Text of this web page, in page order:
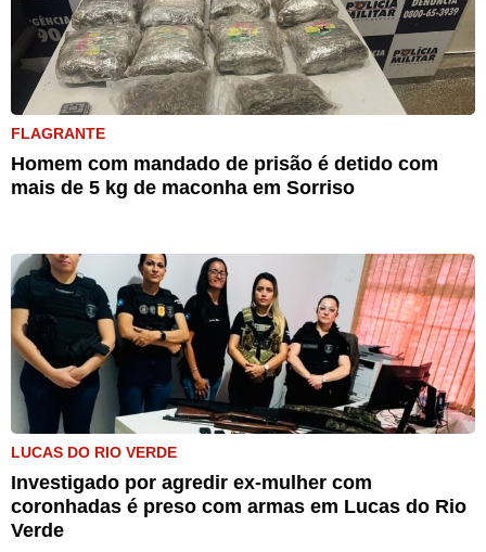
FLAGRANTE
Homem com mandado de prisão é detido com
mais de 5 kg de maconha em Sorriso
LUCAS DO RIO VERDE
Investigado por agredir ex-mulher com
coronhadas é preso com armas em Lucas do Rio
Verde